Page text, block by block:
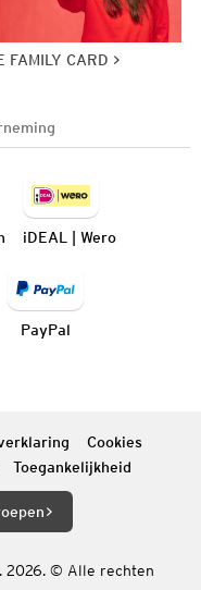
FAMILY CARD
iDEAL | Wero
PayPal
Cookies
Toegankelijkheid
2026. © Alle rechten